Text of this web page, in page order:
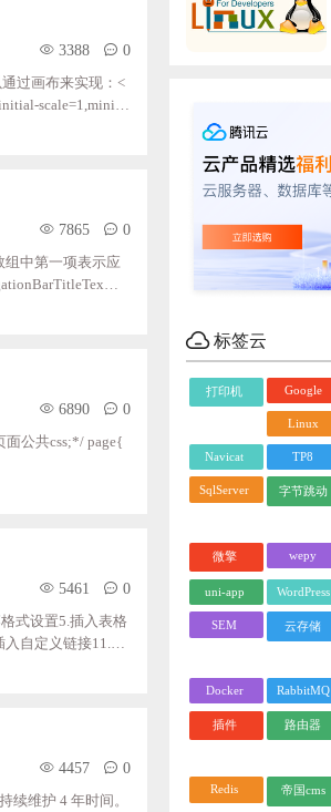
3388 0
过画布来实现：<
7865 0
6890 0
5461 0
式设置5.插入表格
自定义链接11.简
4457 0
续维护 4 年时间。
标签云
打印机 Google
Linux
Navicat TP8
SqlServer 字节跳动
微擎 wepy
uni-app WordPress
SEM 云存储
Docker RabbitMQ
插件 路由器
Redis 帝国cms